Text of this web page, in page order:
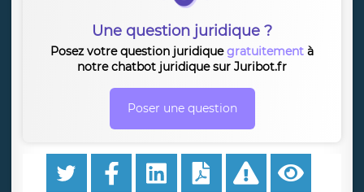
Une question juridique ?
Posez votre question juridiquegratuitement à
notre chatbot juridique sur Juribot.fr
Poser une question